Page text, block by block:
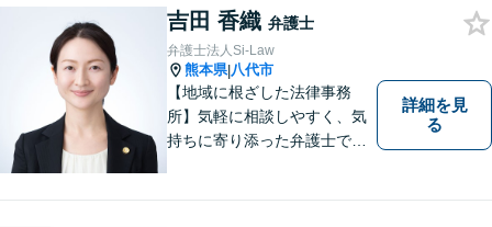
吉田 香織 弁護士
弁護士法人Si-Law
熊本県|八代市
【地域に根ざした法律事務
所】気軽に相談しやすく、気
持ちに寄り添った弁護士であ
詳細を見
る